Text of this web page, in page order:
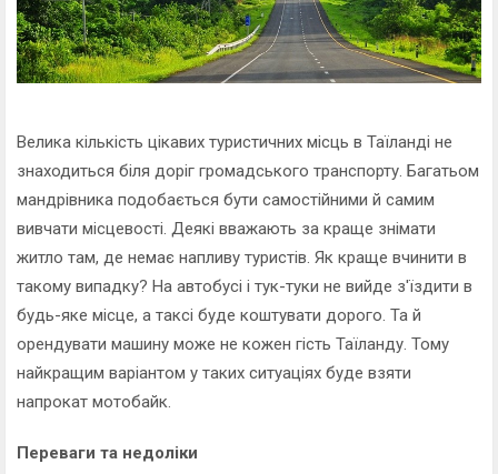
Велика кількість цікавих туристичних місць в Таїланді не
знаходиться біля доріг громадського транспорту. Багатьом
мандрівника подобається бути самостійними й самим
вивчати місцевості. Деякі вважають за краще знімати
житло там, де немає напливу туристів. Як краще вчинити в
такому випадку? На автобусі і тук-туки не вийде з'їздити в
будь-яке місце, а таксі буде коштувати дорого. Та й
орендувати машину може не кожен гість Таїланду. Тому
найкращим варіантом у таких ситуаціях буде взяти
напрокат мотобайк.
Переваги та недоліки